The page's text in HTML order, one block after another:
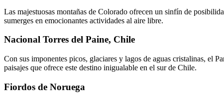
Las majestuosas montañas de Colorado ofrecen un sinfín de
sumerges en emocionantes actividades al aire libre.
Nacional Torres del Paine, Chile
Con sus imponentes picos, glaciares y lagos de aguas cristalinas, el
paisajes que ofrece este destino inigualable en el sur de Chile.
Fiordos de Noruega